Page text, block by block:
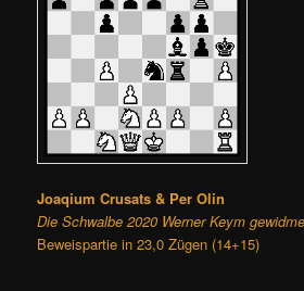
Joaqium Crusats & Per Olin
Die Schwalbe 2020 Werner Keym
Beweispartie in 23,0 Zügen (14+15)